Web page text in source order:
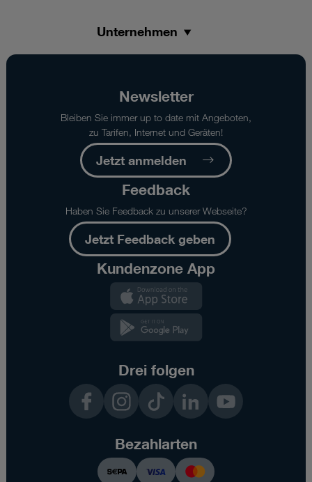
Unternehmen
Newsletter
Bleiben Sie immer up to date mit Angeboten,
zu Tarifen, Internet und Geräten!
Jetzt anmelden
Feedback
Haben Sie Feedback zu unserer Webseite?
Jetzt Feedback geben
Kundenzone App
Drei folgen
InstagramTikTok LinkedIn YouTube
Bezahlarten